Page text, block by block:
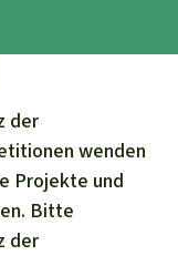
der
wenden
Projekte und
Bitte
der